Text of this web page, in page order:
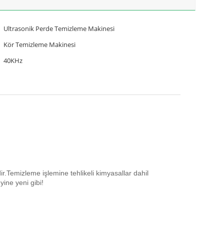
Ultrasonik Perde Temizleme Makinesi
Kör Temizleme Makinesi
40KHz
işlemine tehlikeli kimyasallar dahil
yeni gibi!